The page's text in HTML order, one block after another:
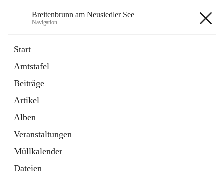
Breitenbrunn am Neusiedler See
Navigation
Start
Amtstafel
Beiträge
Artikel
Alben
Veranstaltungen
Müllkalender
Dateien
18 Schnellzugriffe
Gemeindeservice